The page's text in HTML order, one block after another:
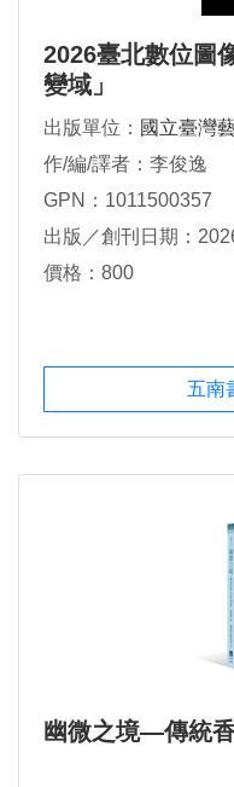
2026臺北數位圖
變域」
出版單位： 國立臺灣
作/編/譯者：李俊逸
GPN：1011500357
出版／創刊日期：
價格：800
五南
幽微之境—傳統